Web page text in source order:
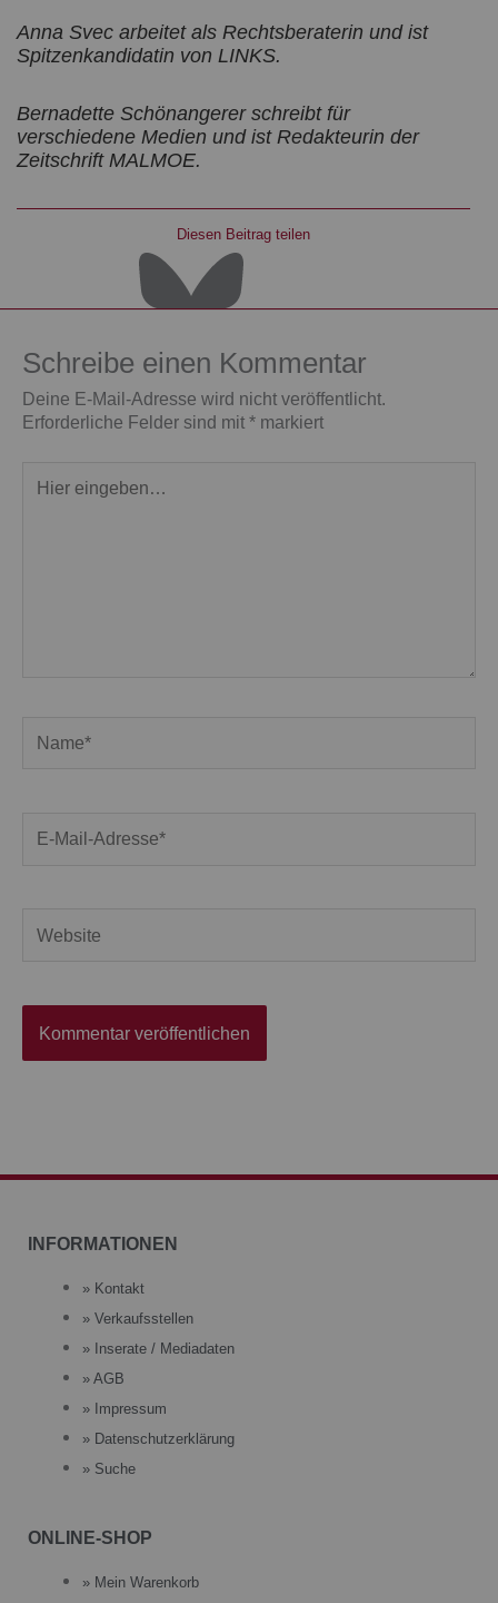
Anna Svec arbeitet als Rechtsberaterin und ist
Spitzenkandidatin von LINKS.
Bernadette Schönangerer schreibt für
verschiedene Medien und ist Redakteurin der
Zeitschrift MALMOE.
Diesen Beitrag teilen
Schreibe einen Kommentar
Deine E-Mail-Adresse wird nicht veröffentlicht.
Erforderliche Felder sind mit * markiert
eingeben…
Mail-
INFORMATIONEN
» Kontakt
» Verkaufsstellen
» Inserate / Mediadaten
» AGB
» Impressum
» Datenschutzerklärung
» Suche
ONLINE-SHOP
» Mein Warenkorb